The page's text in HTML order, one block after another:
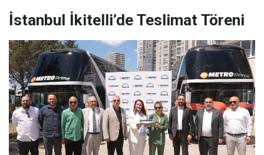
İstanbul İkitelli’de Teslimat Töreni